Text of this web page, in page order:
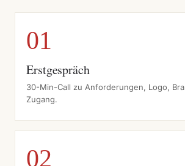
Erstgespräch
30-Min-Call zu Anforderungen, Logo,
Zugang.